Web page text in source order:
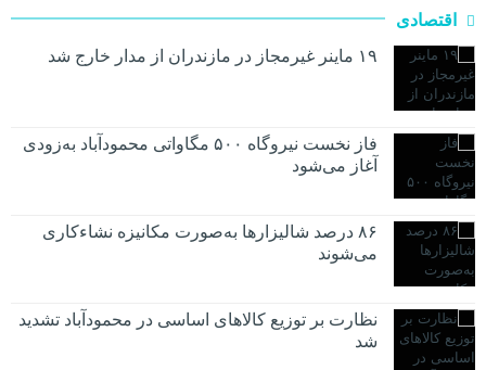
اقتصادی
۱۹ ماینر غیرمجاز در مازندران از مدار خارج شد
فاز نخست نیروگاه ۵۰۰ مگاواتی محمودآباد به‌زودی
آغاز می‌شود
۸۶ درصد شالیزارها به‌صورت مکانیزه نشاءکاری
می‌شوند
نظارت بر توزیع کالا‌های اساسی در محمودآباد تشدید
شد